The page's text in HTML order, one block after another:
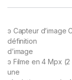
ͽ Capteur d’image
définition
d’image
ͽ Filme en 4 Mpx
une